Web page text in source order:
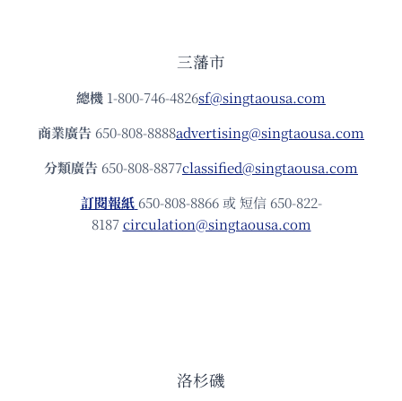
三藩市
總機 1-800-746-4826sf@singtaousa.com
商業廣告 650-808-8888advertising@singtaousa.com
分類廣告 650-808-8877classified@singtaousa.com
訂閱報紙 650-808-8866 或 短信 650-822-
8187circulation@singtaousa.com
洛杉磯